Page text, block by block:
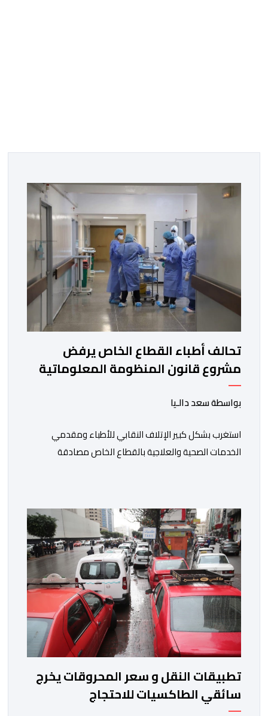
تحالف أطباء القطاع الخاص يرفض
مشروع قانون المنظومة المعلوماتية
الصحية الوطنية المندمجة
بواسطة سعد دالـيا
استغرب بشكل كبير الإتلاف النقابي للأطباء ومقدمي
الخدمات الصحية والعلاجية بالقطاع الخاص مصادقة
اعتبره الائتلاف جاء في غياب تام للمقاربة التشاركية وعدم
أخذ رأي وملاحظات التمثيليات المهنية للأطباء ومقدمي
الخدمات العلاجية رغم ما تسنه مقتضيات مشروع القانون
من عقوبات مالية ضدهم وتهدد […]
تطبيقات النقل و سعر المحروقات يخرج
سائقي الطاكسيات للاحتجاج